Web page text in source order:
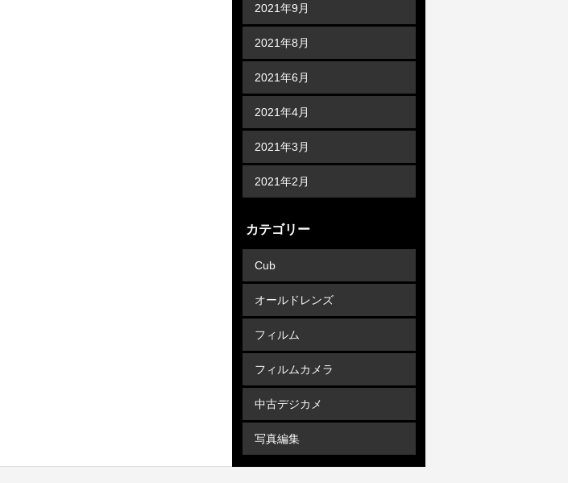
2021年9月
2021年8月
2021年6月
2021年4月
2021年3月
2021年2月
カテゴリー
Cub
オールドレンズ
フィルム
フィルムカメラ
中古デジカメ
写真編集